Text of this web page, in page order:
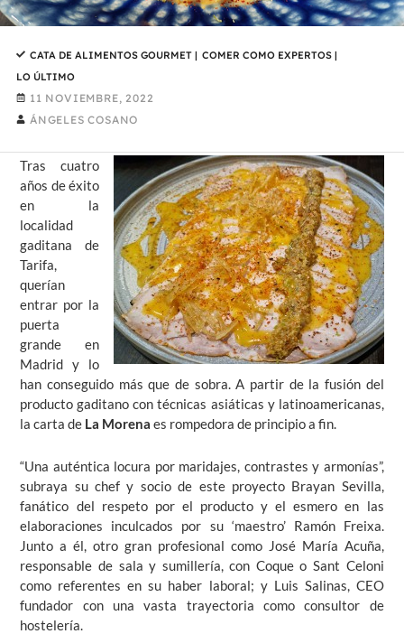
CATA DE ALIMENTOS GOURMET| COMER COMO EXPERTOS|
LO ÚLTIMO
11 NOVIEMBRE, 2022
ÁNGELES COSANO
Tras cuatro
años de éxito
en la
localidad
gaditana de
Tarifa,
querían
entrar por la
puerta
grande en
Madrid y lo
han conseguido más que de sobra. A partir de la fusión del
producto gaditano con técnicas asiáticas y latinoamericanas,
la carta de La Morena es rompedora de principio a fin.
“Una auténtica locura por maridajes, contrastes y armonías”,
subraya su chef y socio de este proyecto Brayan Sevilla,
fanático del respeto por el producto y el esmero en las
elaboraciones inculcados por su ‘maestro’ Ramón Freixa.
Junto a él, otro gran profesional como José María Acuña,
responsable de sala y sumillería, con Coque o Sant Celoni
como referentes en su haber laboral; y Luis Salinas, CEO
fundador con una vasta trayectoria como consultor de
hostelería.